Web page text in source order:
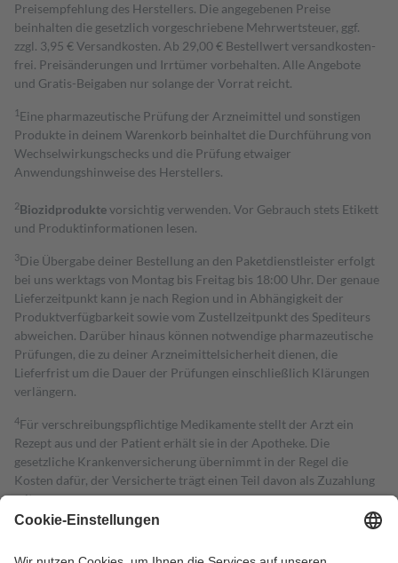
Preisempfehlung des Herstellers. Die angegebenen Preise
beinhalten die gesetzlich vorgeschriebene Mehrwertsteuer, ggf.
zzgl. 3,95 € Versandkosten. Ab 29,00 € Bestell­wert versand­kosten­
frei. Preisänderungen und Irrtümer vorbehalten. Alle Angebote
und Gratis-Beigaben nur solange der Vorrat reicht.
1 Eine pharmazeutische Prüfung der Arzneimittel und sonstigen
Produkte in deinem Warenkorb beinhaltet die Durchführung von
Wechselwirkungschecks und die Prüfung etwaiger
Anwendungshinweise des Herstellers.
2Biozidproduktevorsichtig verwenden. Vor Gebrauch stets Etikett
und Produktinformationen lesen.
3Die Übergabe deiner Bestellung an den Paketdienstleister erfolgt
bei uns werktags von Montag bis Freitag bis 18:00 Uhr. Der genaue
Lieferzeitpunkt kann je nach Region und in Abhängigkeit der
Produktverfügbarkeit sowie vom Zustellzeitpunkt des Spediteurs
abweichen. Darüber hinaus können notwendige pharmazeutische
Prüfungen, die zu deiner Arzneimittelsicherheit dienen, die
Lieferfrist um die Dauer der Prüfungen einschließlich Klärungen
verlängern.
4Für verschreibungspflichtige Medikamente stellt der Arzt ein
Rezept aus und der Patient erhält sie in der Apotheke. Die
gesetzliche Krankenversicherung übernimmt in der Regel die
Kosten dafür, der Versicherte trägt einen Teil davon als Zuzahlung
mit.
Grundsätzlich leisten Mitglieder Zuzahlungen in Höhe von zehn
höchstens zehn Euro.
Es sind jedoch nie mehr als die tatsächlichen